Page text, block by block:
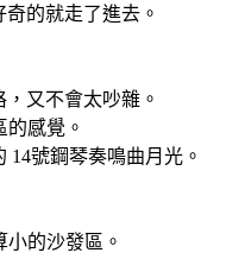
的就走了進去。
又不會太吵雜。
感覺。
14號鋼琴奏鳴曲月光。
的沙發區。